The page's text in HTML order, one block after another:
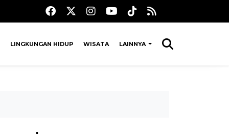
LINGKUNGAN HIDUP WISATA LAINNYA